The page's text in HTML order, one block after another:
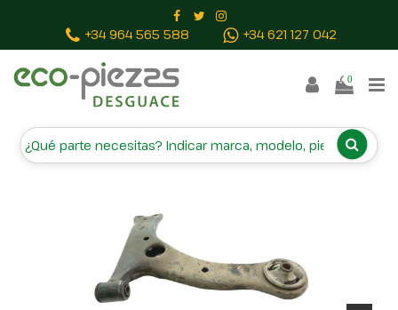
+34 964 565 588 +34 621 127 042
0
BRAZO SUSPENSION INFERIOR
DELANTERO DERECHO